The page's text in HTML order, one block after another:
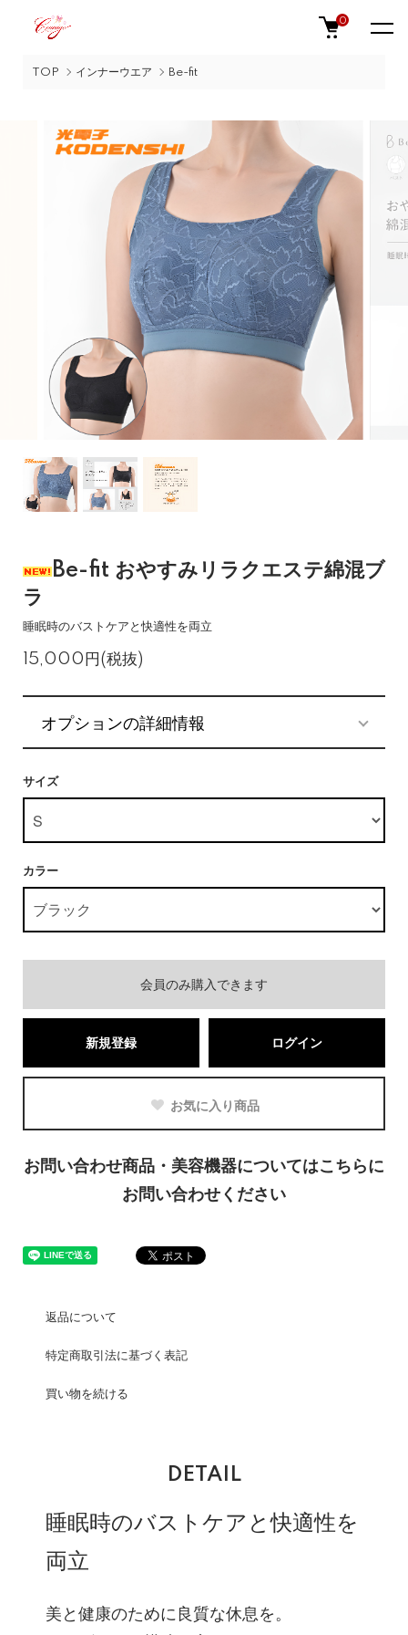
0
TOP インナーウエア Be-fit
Be-fit おやすみリラクエステ綿混ブ
ラ
睡眠時のバストケアと快適性を両立
15,000円(税抜)
オプションの詳細情報
サイズ
カラー
会員のみ購入できます
新規登録 ログイン
お気に入り商品
お問い合わせ商品・美容機器についてはこちらに
お問い合わせください
返品について
特定商取引法に基づく表記
買い物を続ける
DETAIL
睡眠時のバストケアと快適性を
両立
美と健康のために良質な休息を。